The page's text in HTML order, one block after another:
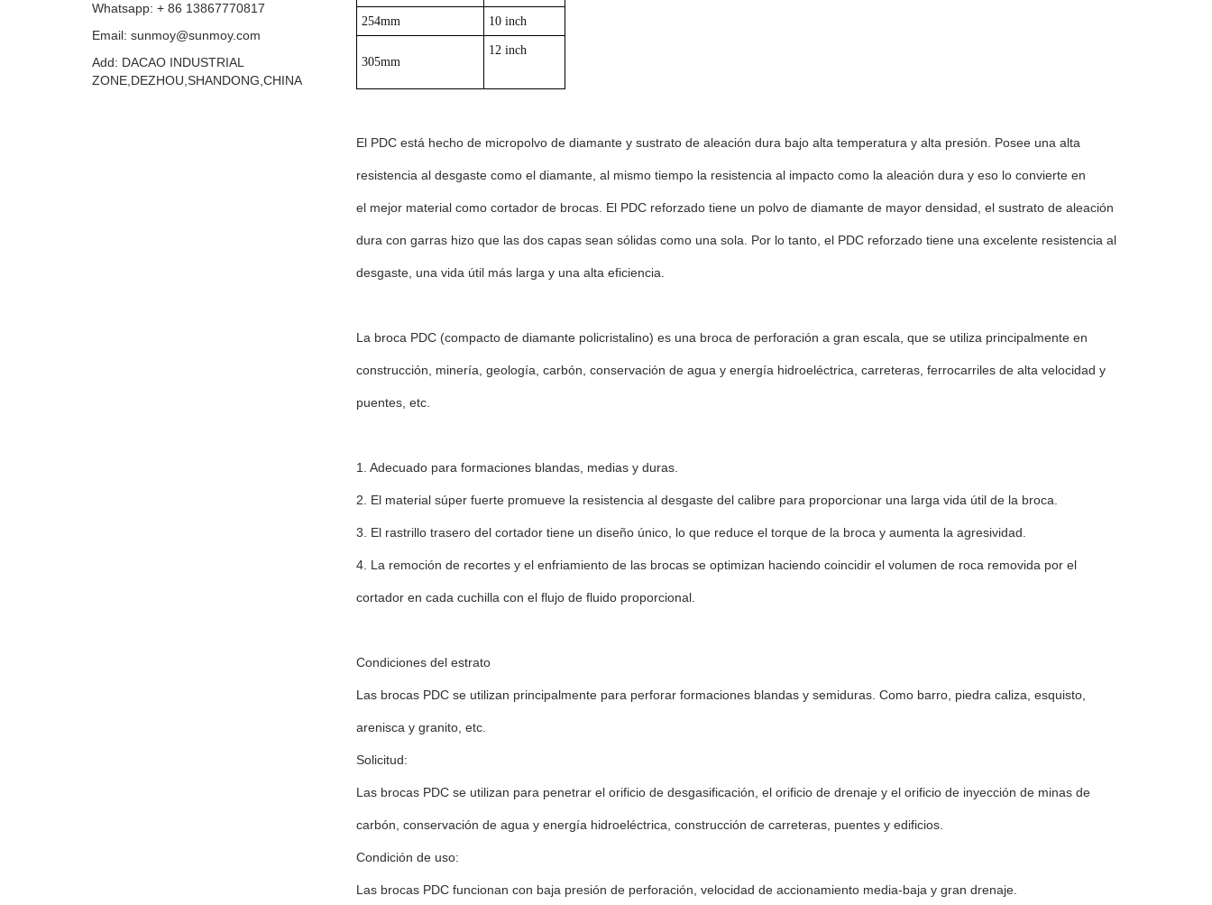
254mm 10 inch
305mm
12 inch
El PDC está hecho de micropolvo de diamante y sustrato de aleación dura bajo alta temperatura y alta presión. Posee una alta
resistencia al desgaste como el diamante, al mismo tiempo la resistencia al impacto como la aleación dura y eso lo convierte en
el mejor material como cortador de brocas. El PDC reforzado tiene un polvo de diamante de mayor densidad, el sustrato de aleación
dura con garras hizo que las dos capas sean sólidas como una sola. Por lo tanto, el PDC reforzado tiene una excelente resistencia al
desgaste, una vida útil más larga y una alta eficiencia.
La broca PDC (compacto de diamante policristalino) es una broca de perforación a gran escala, que se utiliza principalmente en
construcción, minería, geología, carbón, conservación de agua y energía hidroeléctrica, carreteras, ferrocarriles de alta velocidad y
puentes, etc.
1. Adecuado para formaciones blandas, medias y duras.
2. El material súper fuerte promueve la resistencia al desgaste del calibre para proporcionar una larga vida útil de la broca.
3. El rastrillo trasero del cortador tiene un diseño único, lo que reduce el torque de la broca y aumenta la agresividad.
4. La remoción de recortes y el enfriamiento de las brocas se optimizan haciendo coincidir el volumen de roca removida por el
cortador en cada cuchilla con el flujo de fluido proporcional.
Condiciones del estrato
Las brocas PDC se utilizan principalmente para perforar formaciones blandas y semiduras. Como barro, piedra caliza, esquisto,
arenisca y granito, etc.
Solicitud:
Las brocas PDC se utilizan para penetrar el orificio de desgasificación, el orificio de drenaje y el orificio de inyección de minas de
carbón, conservación de agua y energía hidroeléctrica, construcción de carreteras, puentes y edificios.
Condición de uso:
Las brocas PDC funcionan con baja presión de perforación, velocidad de accionamiento media-baja y gran drenaje.
Whatsapp: + 86 13867770817
Email: sunmoy@sunmoy.com
Add: DACAO INDUSTRIAL
ZONE,DEZHOU,SHANDONG,CHINA